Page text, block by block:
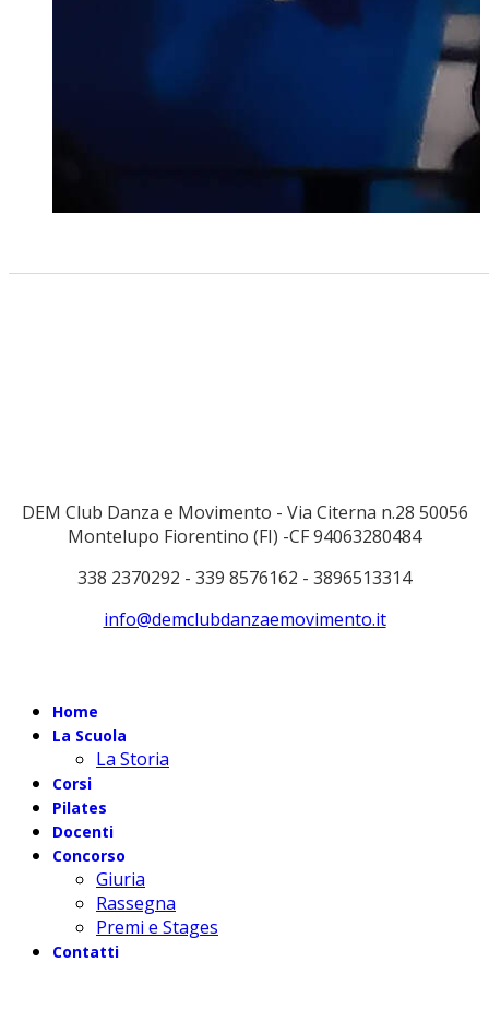
DEM Club Danza e Movimento - Via Citerna n.28 50056
Montelupo Fiorentino (FI) -CF 94063280484
338 2370292 - 339 8576162 - 3896513314
info@demclubdanzaemovimento.it
Home
La Scuola
La Storia
Corsi
Pilates
Docenti
Concorso
Giuria
Rassegna
Premi e Stages
Contatti